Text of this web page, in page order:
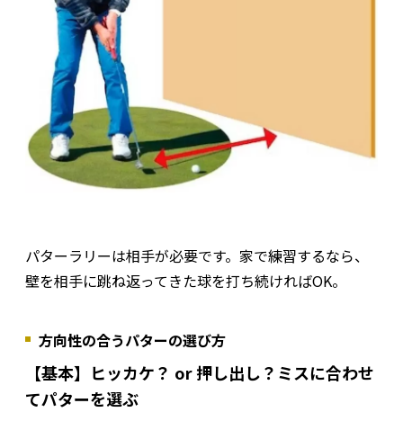
パターラリーは相手が必要です。家で練習するなら、
壁を相手に跳ね返ってきた球を打ち続ければOK。
方向性の合うパターの選び方
【基本】ヒッカケ？ or 押し出し？ミスに合わせ
てパターを選ぶ